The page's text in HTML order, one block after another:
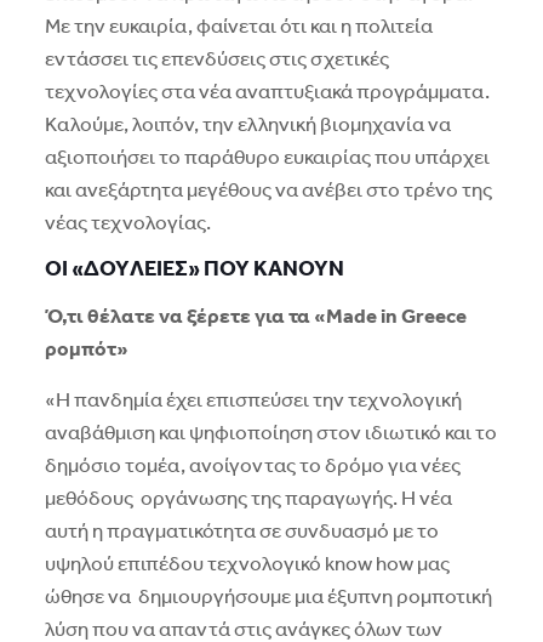
Mε την ευκαιρία, φαίνεται ότι και η πολιτεία
εντάσσει τις επενδύσεις στις σχετικές
τεχνολογίες στα νέα αναπτυξιακά προγράμματα.
Kαλούμε, λοιπόν, την ελληνική βιομηχανία να
αξιοποιήσει το παράθυρο ευκαιρίας που υπάρχει
και ανεξάρτητα μεγέθους να ανέβει στο τρένο της
νέας τεχνολογίας.
OI «ΔOYΛEIEΣ» ΠOY KANOYN
Ό,τι θέλατε να ξέρετε για τα «Made in Greece
ρομπότ»
«H πανδημία έχει επισπεύσει την τεχνολογική
αναβάθμιση και ψηφιοποίηση στον ιδιωτικό και το
δημόσιο τομέα, ανοίγοντας το δρόμο για νέες
μεθόδους οργάνωσης της παραγωγής. H νέα
αυτή η πραγματικότητα σε συνδυασμό με το
υψηλού επιπέδου τεχνολογικό know how μας
ώθησε να δημιουργήσουμε μια έξυπνη ρομποτική
λύση που να απαντά στις ανάγκες όλων των